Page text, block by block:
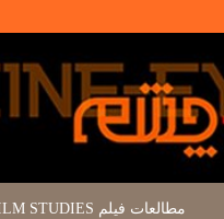
مطالعات فیلم FILM STUDIES